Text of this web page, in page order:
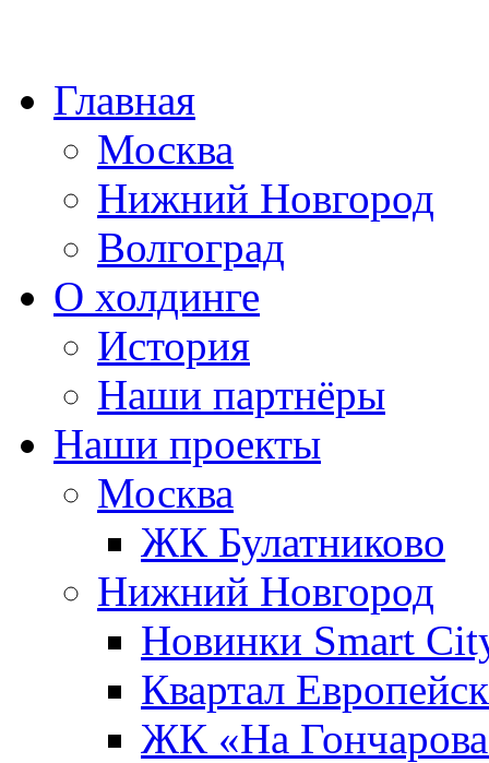
Главная
Москва
Нижний Новгород
Волгоград
О холдинге
История
Наши партнёры
Наши проекты
Москва
ЖК Булатниково
Нижний Новгород
Новинки Smart
Квартал
ЖК «На